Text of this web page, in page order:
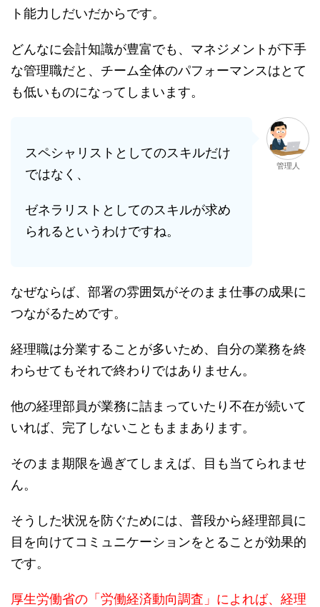
ト能力しだいだからです。
どんなに会計知識が豊富でも、マネジメントが下手
な管理職だと、チーム全体のパフォーマンスはとて
も低いものになってしまいます。
スペシャリストとしてのスキルだけ
ではなく、
ゼネラリストとしてのスキルが求め
られるというわけですね。
管理人
なぜならば、部署の雰囲気がそのまま仕事の成果に
つながるためです。
経理職は分業することが多いため、自分の業務を終
わらせてもそれで終わりではありません。
他の経理部員が業務に詰まっていたり不在が続いて
いれば、完了しないこともままあります。
そのまま期限を過ぎてしまえば、目も当てられませ
ん。
そうした状況を防ぐためには、普段から経理部員に
目を向けてコミュニケーションをとることが効果的
です。
厚生労働省の「労働経済動向調査」によれば、経理